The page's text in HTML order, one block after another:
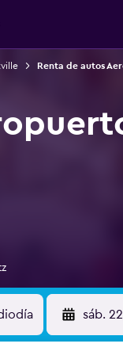
Renta de autos
sáb.